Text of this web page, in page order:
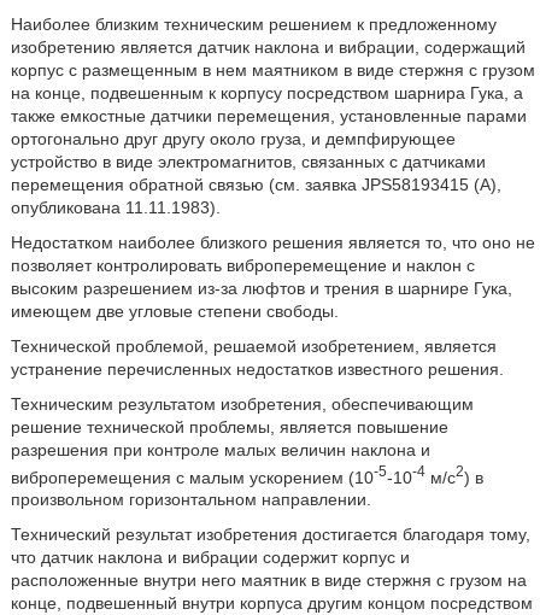
Наиболее близким техническим решением к предложенному
изобретению является датчик наклона и вибрации, содержащий
корпус с размещенным в нем маятником в виде стержня с грузом
на конце, подвешенным к корпусу посредством шарнира Гука, а
также емкостные датчики перемещения, установленные парами
ортогонально друг другу около груза, и демпфирующее
устройство в виде электромагнитов, связанных с датчиками
перемещения обратной связью (см. заявка JPS58193415 (А),
опубликована 11.11.1983).
Недостатком наиболее близкого решения является то, что оно не
позволяет контролировать виброперемещение и наклон с
высоким разрешением из-за люфтов и трения в шарнире Гука,
имеющем две угловые степени свободы.
Технической проблемой, решаемой изобретением, является
устранение перечисленных недостатков известного решения.
Техническим результатом изобретения, обеспечивающим
решение технической проблемы, является повышение
разрешения при контроле малых величин наклона и
виброперемещения с малым ускорением (10-5-10-4м/с2) в
произвольном горизонтальном направлении.
Технический результат изобретения достигается благодаря тому,
что датчик наклона и вибрации содержит корпус и
расположенные внутри него маятник в виде стержня с грузом на
конце, подвешенный внутри корпуса другим концом посредством